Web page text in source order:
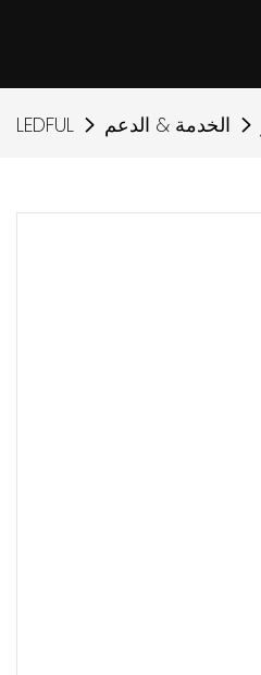
LEDFUL الخدمة & الدعم